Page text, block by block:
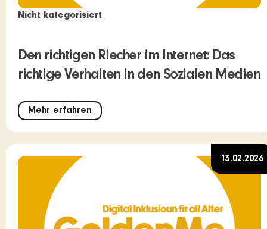
Nicht kategorisiert
Den richtigen Riecher im Internet: Das
richtige Verhalten in den Sozialen Medien
Mehr erfahren
13.02.2026